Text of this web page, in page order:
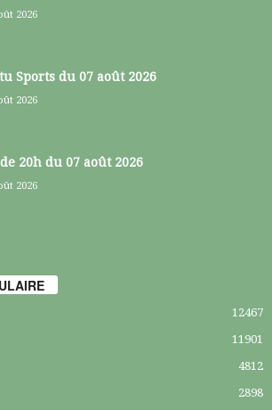
2026
Sports du 07 août 2026
2026
de 20h du 07 août 2026
2026
12467
11901
4812
2898